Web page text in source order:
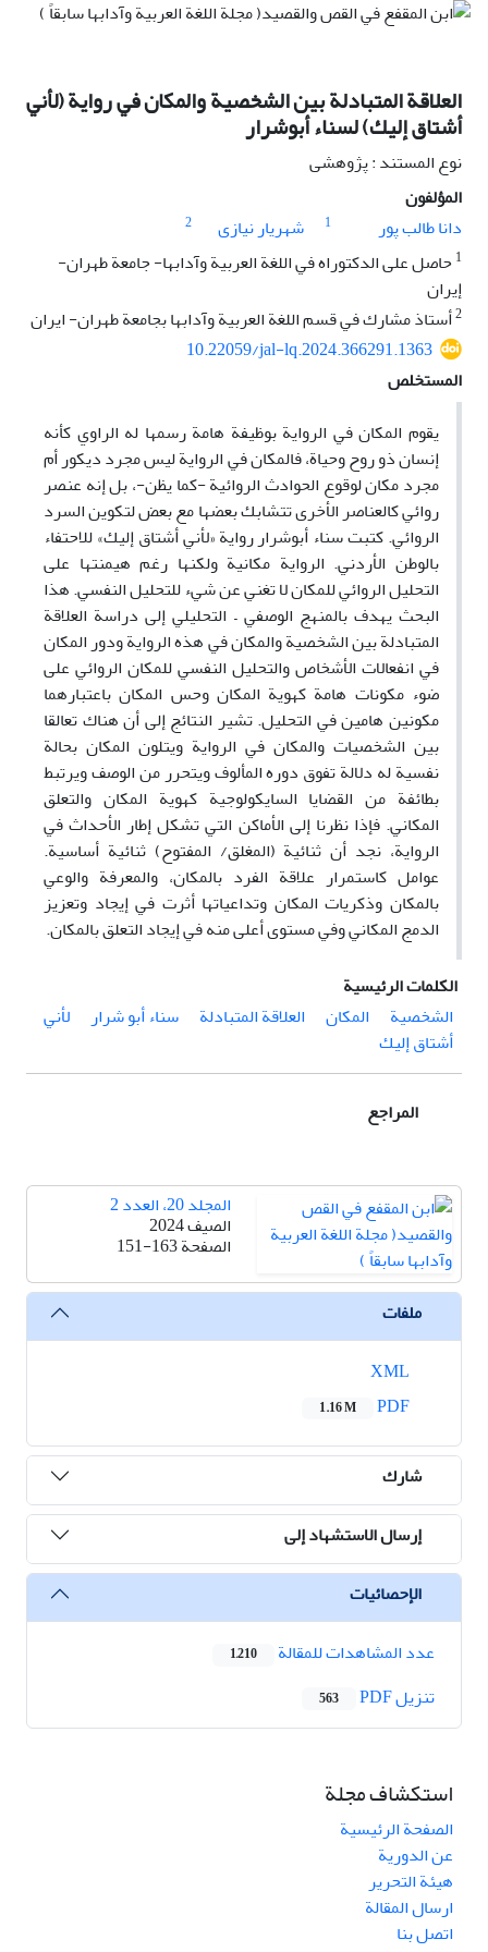
العلاقة المتبادلة بين الشخصية والمكان في رواية (لأني
أشتاق إليك) لسناء أبوشرار
نوع المستند : پژوهشی
المؤلفون
دانا طالب پور
1 شهریار نیازی
2
1حاصل على الدكتوراه في اللغة العربية وآدابها- جامعة طهران-
إيران
2أستاذ مشارك في قسم اللغة العربية وآدابها بجامعة طهران- ايران
10.22059/jal-lq.2024.366291.1363
المستخلص
يقوم المكان في الرواية بوظيفة هامة رسمها له الراوي كأنه
إنسان ذو روح وحياة، فالمكان في الرواية ليس مجرد ديكور أم
مجرد مكان لوقوع الحوادث الروائية -كما يظن-، بل إنه عنصر
روائي كالعناصر الأخرى تتشابك بعضها مع بعض لتكوين السرد
الروائي. كتبت سناء أبوشرار رواية «لأني أشتاق إليك» للاحتفاء
بالوطن الأردني. الرواية مكانية ولكنها رغم هيمنتها على
التحليل الروائي للمكان لا تغني عن شيء للتحليل النفسي. هذا
البحث يهدف بالمنهج الوصفي – التحليلي إلى دراسة العلاقة
المتبادلة بين الشخصية والمكان في هذه الرواية ودور المكان
في انفعالات الأشخاص والتحليل النفسي للمكان الروائي على
ضوء مكونات هامة كهوية المكان وحس المكان باعتبارهما
مكونين هامين في التحليل. تشير النتائج إلى أن هناك تعالقا
بين الشخصيات والمكان في الرواية ويتلون المكان بحالة
نفسية له دلالة تفوق دوره المألوف ويتحرر من الوصف ويرتبط
بطائفة من القضايا السايكولوجية كهوية المكان والتعلق
المكاني. فإذا نظرنا إلى الأماكن التي تشكل إطار الأحداث في
الرواية، نجد أن ثنائية (المغلق/ المفتوح) ثنائية أساسية.
عوامل كاستمرار علاقة الفرد بالمكان، والمعرفة والوعي
بالمكان وذكريات المكان وتداعياتها أثرت في إيجاد وتعزيز
الدمج المكاني وفي مستوى أعلى منه في إيجاد التعلق بالمكان.
الكلمات الرئيسية
الشخصية
المكان العلاقة المتبادلة سناء أبو شرار
لأني
أشتاق إليك
المجلد 20، العدد 2
الصيف 2024
الصفحة151-163
ملفات
1.16 M
شارك
إرسال الاستشهاد إلى
الإحصائيات
عدد المشاهدات للمقالة
1,210
تنزیل PDF 563
استكشاف مجلة
الصفحة الرئيسية
عن الدورية
هيئة التحرير
ارسال المقالة
اتصل بنا